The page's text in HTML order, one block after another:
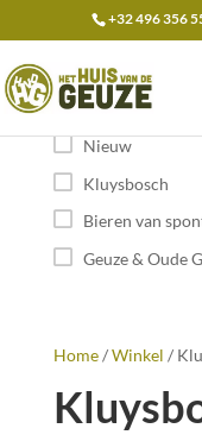
+32 496 356
naar:
Home/Winkel /
Categorie
Nieuw
Kluysbosch
Bieren van
Geuze & Oude